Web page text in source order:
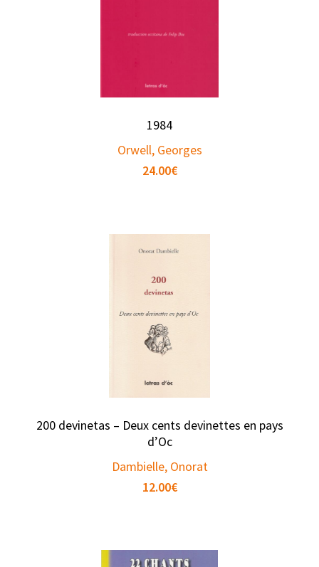
1984
Orwell, Georges
24.00€
200 devinetas – Deux cents devinettes en pays
d’Oc
Dambielle, Onorat
12.00€